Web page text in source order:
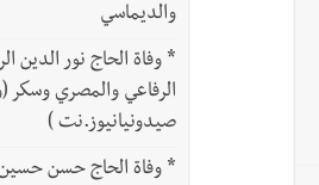
والديماسي
*
الرفاعي والمصري وسكر
صيدونيانيوز.نت )
*